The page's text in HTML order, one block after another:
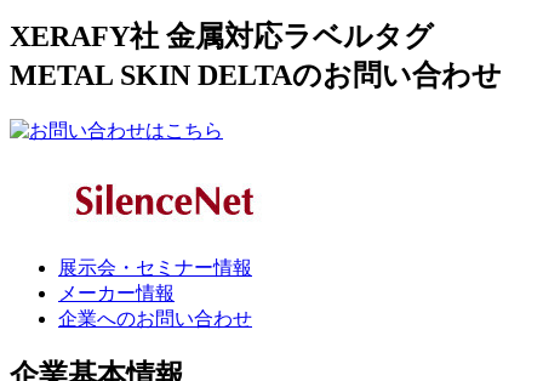
XERAFY社 金属対応ラベルタグ
METAL SKIN DELTAのお問い合わせ
展示会・セミナー情報
メーカー情報
企業へのお問い合わせ